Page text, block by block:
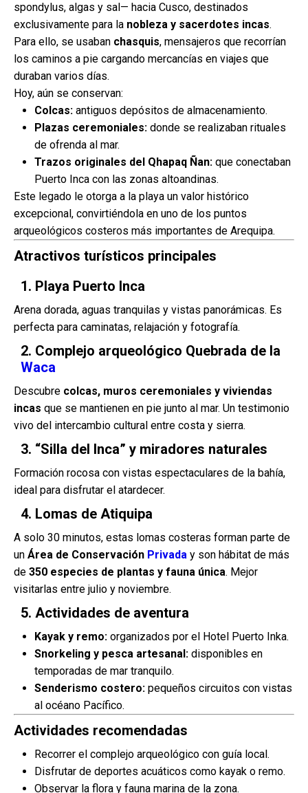
spondylus, algas y sal— hacia Cusco, destinados
exclusivamente para la nobleza y sacerdotes incas.
Para ello, se usaban chasquis, mensajeros que recorrían
los caminos a pie cargando mercancías en viajes que
duraban varios días.
Hoy, aún se conservan:
Colcas: antiguos depósitos de almacenamiento.
Plazas ceremoniales: donde se realizaban rituales
de ofrenda al mar.
Trazos originales del Qhapaq Ñan: que conectaban
Puerto Inca con las zonas altoandinas.
Este legado le otorga a la playa un valor histórico
excepcional, convirtiéndola en uno de los puntos
arqueológicos costeros más importantes de Arequipa.
Atractivos turísticos principales
1. Playa Puerto Inca
Arena dorada, aguas tranquilas y vistas panorámicas. Es
perfecta para caminatas, relajación y fotografía.
2. Complejo arqueológico Quebrada de la
Waca
Descubre colcas, muros ceremoniales y viviendas
incas que se mantienen en pie junto al mar. Un testimonio
vivo del intercambio cultural entre costa y sierra.
3. “Silla del Inca” y miradores naturales
Formación rocosa con vistas espectaculares de la bahía,
ideal para disfrutar el atardecer.
4. Lomas de Atiquipa
A solo 30 minutos, estas lomas costeras forman parte de
un Área de Conservación Privada y son hábitat de más
de 350 especies de plantas y fauna única. Mejor
visitarlas entre julio y noviembre.
5. Actividades de aventura
Kayak y remo: organizados por el Hotel Puerto Inka.
Snorkeling y pesca artesanal: disponibles en
temporadas de mar tranquilo.
Senderismo costero: pequeños circuitos con vistas
al océano Pacífico.
Actividades recomendadas
Recorrer el complejo arqueológico con guía local.
Disfrutar de deportes acuáticos como kayak o remo.
Observar la flora y fauna marina de la zona.